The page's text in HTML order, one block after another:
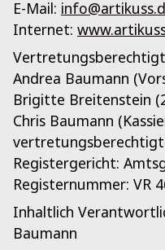
E-Mail:
Internet:
Andrea Baumann
Brigitte Breitenstein
Chris Baumann
Registergericht:
Registernummer: VR
Inhaltlich
Baumann